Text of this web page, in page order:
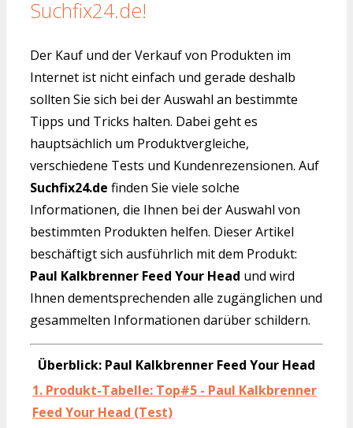
Suchfix24.de!
Der Kauf und der Verkauf von Produkten im
Internet ist nicht einfach und gerade deshalb
sollten Sie sich bei der Auswahl an bestimmte
Tipps und Tricks halten. Dabei geht es
hauptsächlich um Produktvergleiche,
verschiedene Tests und Kundenrezensionen. Auf
Suchfix24.de finden Sie viele solche
Informationen, die Ihnen bei der Auswahl von
bestimmten Produkten helfen. Dieser Artikel
beschäftigt sich ausführlich mit dem Produkt:
Paul Kalkbrenner Feed Your Head und wird
Ihnen dementsprechenden alle zugänglichen und
gesammelten Informationen darüber schildern.
Überblick: Paul Kalkbrenner Feed Your Head
1. Produkt-Tabelle: Top#5 - Paul Kalkbrenner
Feed Your Head (Test)